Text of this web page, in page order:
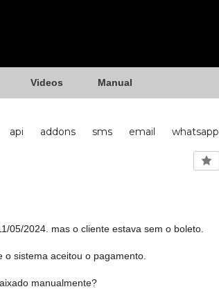
Videos Manual
api addons sms email whatsapp
05/2024. mas o cliente estava sem o boleto.
sistema aceitou o pagamento.
manualmente?